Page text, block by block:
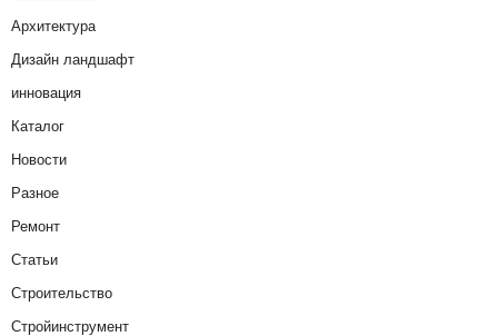
Архитектура
Дизайн ландшафт
инновация
Каталог
Новости
Разное
Ремонт
Статьи
Строительство
Стройинструмент